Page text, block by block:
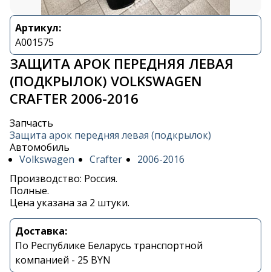
Артикул:
A001575
ЗАЩИТА АРОК ПЕРЕДНЯЯ ЛЕВАЯ
(ПОДКРЫЛОК) VOLKSWAGEN
CRAFTER 2006-2016
Запчасть
Защита арок передняя левая (подкрылок)
Автомобиль
Volkswagen
Crafter
2006-2016
Производство: Россия.
Полные.
Цена указана за 2 штуки.
Доставка:
По Республике Беларусь транспортной
компанией - 25 BYN
Контакты
+375 29 870 15 80